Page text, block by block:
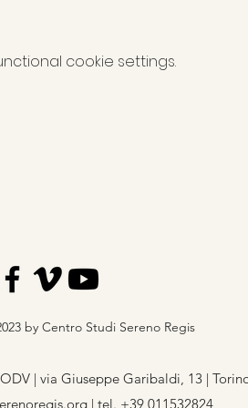
cookie settings.
by Centro Studi Sereno Regis
| via Giuseppe Garibaldi, 13 |
​ | tel. +39 011532824